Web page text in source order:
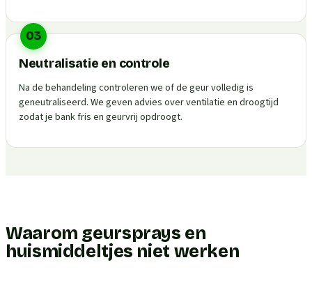
03
Neutralisatie en controle
Na de behandeling controleren we of de geur volledig is
geneutraliseerd. We geven advies over ventilatie en droogtijd
zodat je bank fris en geurvrij opdroogt.
Waarom geursprays en
huismiddeltjes niet werken